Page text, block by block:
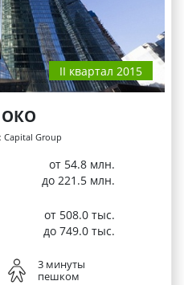
II квартал 2015
Capital Group
от 54.8 млн.
до 221.5 млн.
от 508.0 тыс.
до 749.0 тыс.
3 минуты
пешком